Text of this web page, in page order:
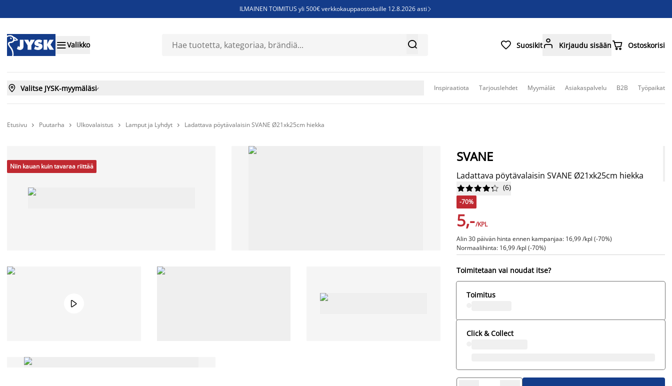
ILMAINEN TOIMITUS yli 500€ verkkokauppaostoksille 12.8.2026 asti 
Sijauspatjoja - Säästä jopa 60%
Valikko   Suosikit Kirjaudu sisään Ostoskorisi
 Valitse JYSK-myymäläsi Inspiraatiota Tarjouslehdet Myymälät Asiakaspalvelu B2B Työpaikat
Etusivu  Puutarha  Ulkovalaistus  Lamput ja Lyhdyt  Ladattava pöytävalaisin SVANE Ø21xk25cm hiekka
Niin kauan kuin tavaraa riittää

SVANE
Ladattava pöytävalaisin SVANE Ø21xk25cm hiekka





 (6)
-70%
5,-/KPL
Alin 30 päivän hinta ennen kampanjaa: 16,99 /kpl (-70%)
Normaalihinta: 16,99 /kpl (-70%)
Toimitetaan vai noudat itse?
Toimitus
Click & Collect